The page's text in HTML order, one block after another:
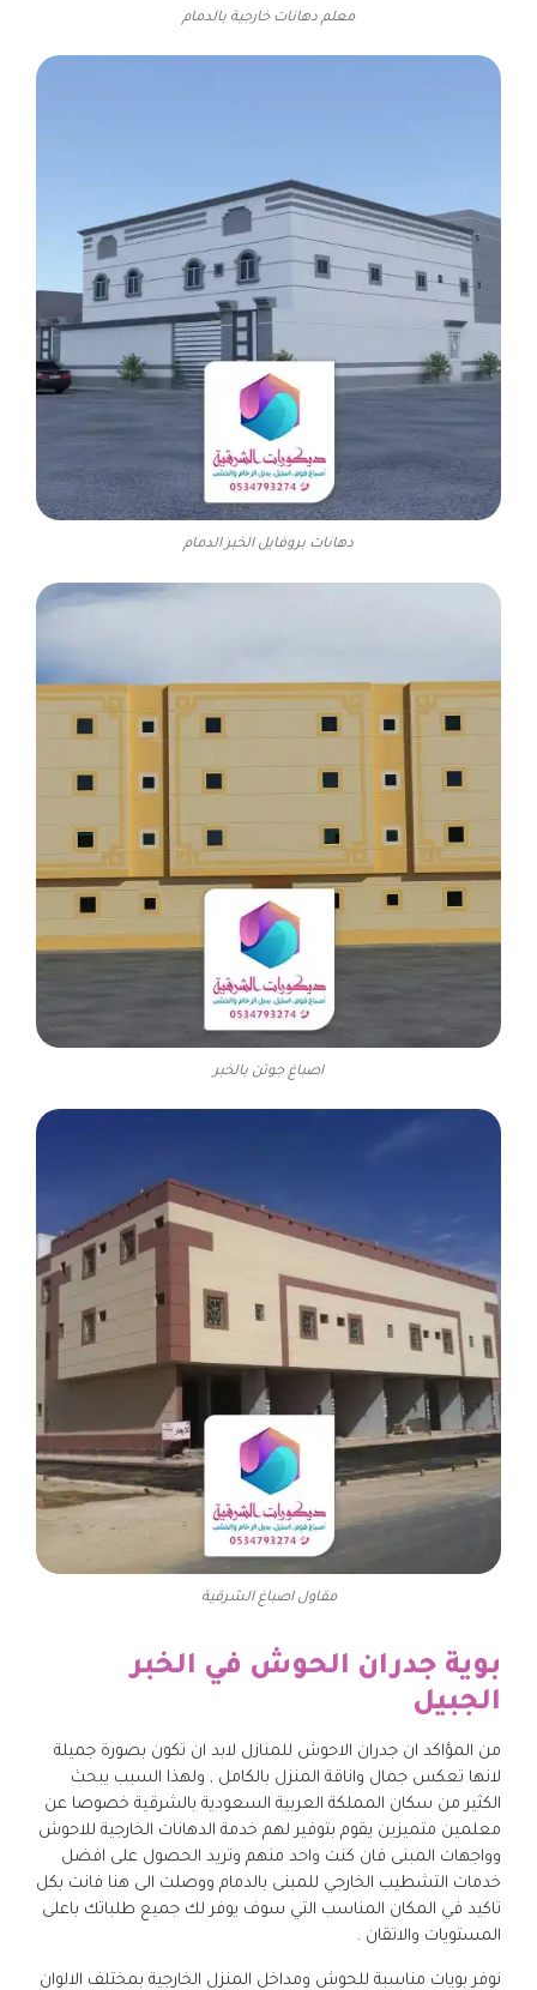
معلم دهانات خارجية بالدمام
دهانات بروفايل الخبر الدمام
اصباغ جوتن بالخبر
مقاول اصباغ الشرقية
بوية جدران الحوش في الخبر
الجبيل
من المؤاكد ان جدران الاحوش للمنازل لابد ان تكون بصورة جميلة
لانها تعكس جمال واناقة المنزل بالكامل , ولهذا السبب يبحث
الكثير من سكان المملكة العربية السعودية بالشرقية خصوصا عن
معلمين متميزين يقوم بتوفير لهم خدمة الدهانات الخارجية للاحوش
وواجهات المبنى فان كنت واحد منهم وتريد الحصول على افضل
خدمات التشطيب الخارجي للمبنى بالدمام ووصلت الى هنا فانت بكل
تاكيد في المكان المناسب التي سوف يوفر لك جميع طلباتك باعلى
المستويات والاتقان .
نوفر بويات مناسبة للحوش ومداخل المنزل الخارجية بمختلف الالوان